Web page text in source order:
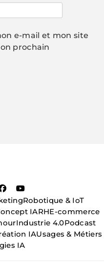
e-mail et mon site
prochain
Robotique & IoT
IARHE-commerce
Industrie 4.0Podcast
IAUsages & Métiers
IA